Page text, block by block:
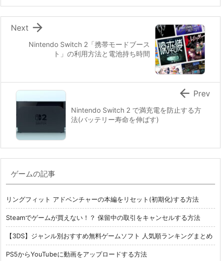
Nintendo Switch 2「携帯モードブース
ト」の利用方法と電池持ち時間

Next
Nintendo Switch 2 で満充電を防止する方
法(バッテリー寿命を伸ばす)
 Prev
ゲームの記事
リングフィット アドベンチャーの本編をリセット(初期化)する方法
Steamでゲームが買えない！？ 保留中の取引をキャンセルする方法
【3DS】ジャンル別おすすめ無料ゲームソフト 人気順ランキングまとめ
PS5からYouTubeに動画をアップロードする方法